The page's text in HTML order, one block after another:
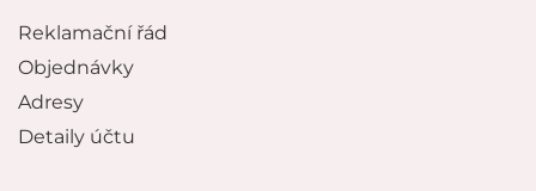
Reklamační řád
Objednávky
Adresy
Detaily účtu